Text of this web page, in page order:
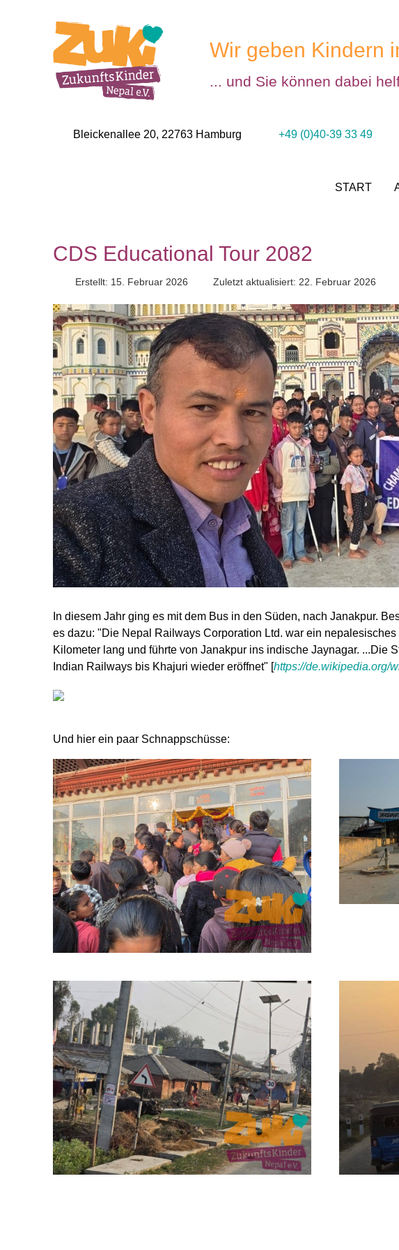
Wir geben Kindern
... und Sie können dabei
Bleickenallee 20, 22763 Hamburg +49 (0)40-39 33 49
START
CDS Educational Tour 2082
Erstellt: 15. Februar 2026 Zuletzt aktualisiert: 22. Februar 2026
In diesem Jahr ging es mit dem Bus in den Süden, nach Janakpur.
es dazu: "Die Nepal Railways Corporation Ltd. war ein
Kilometer lang und führte von Janakpur ins indische Jaynagar. ...Die
Indian Railways bis Khajuri wieder eröffnet" [https://de.wikipedia.org/
Und hier ein paar Schnappschüsse: